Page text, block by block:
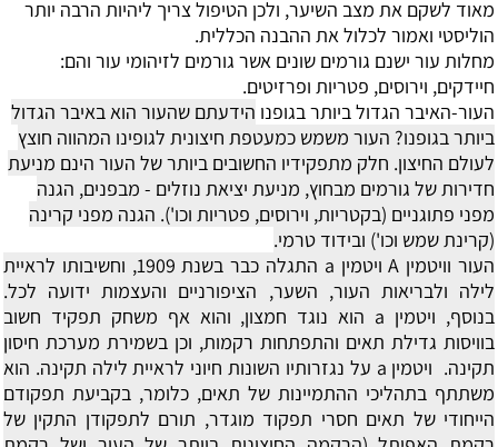
מאוד לשקם את מצב השיער, ולכן הטיפול צריך ליהיות הרבה יותר
הוליסטי ואמור לכלול את ההבנה הכללית.
מחלות עור ישנם גורמים שונים אשר גורמים לזיהומי עור והם:
חיידקים, וירוסים, פטריות ופרזיטים.
העור-האיבר הגדול ביותר בגופנו הידעתם שהעור הוא באיבר הגדול
ביותר בגופנו? העור משמש כמעטפת חיצונית לגופינו המהווה חוצץ
לעולם החיצון. חלק מתפקידיו החשובים ביותר של העור הינם מניעת
חדירות של גורמים מבחוץ, מניעת יציאת נוזלים - מבפנים, הגנה
מפני פתוגניים (בקטריות, וירוסים, פטריות וכו'). הגנה מפני קרינה
(קרינת שמש וכו') ובידוד טרמי.
העור וויטמין A
ויטמין a התגלה כבר בשנת 1909, וחשיבותו לראיית
לילה ולבריאות העור, השער, הציפורניים והעצמות ידועה לכל.
בנוסף, ויטמין a הוא נוגד חמצון, והוא אף משחק תפקיד חשוב
בוויסות גדילת תאים והתפתחות רקמות, וכן בשמירת מערכת חיסון
תקינה. ויטמין a על נגזרותיו השונות חיוני לראיית לילה תקינה. הוא
משתתף בתהליכי ההתמיינות של תאים, כלומר, בקביעת תפקודם
הייחודי של תאים חסרי תפקוד מוגדר, תורם לתפקודן התקין של